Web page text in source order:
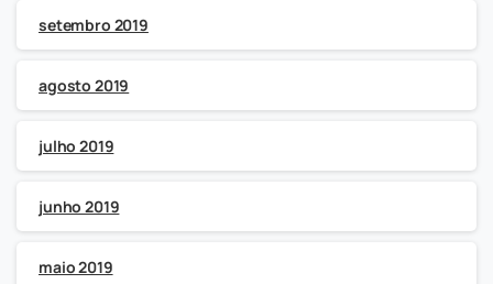
setembro 2019
agosto 2019
julho 2019
junho 2019
maio 2019